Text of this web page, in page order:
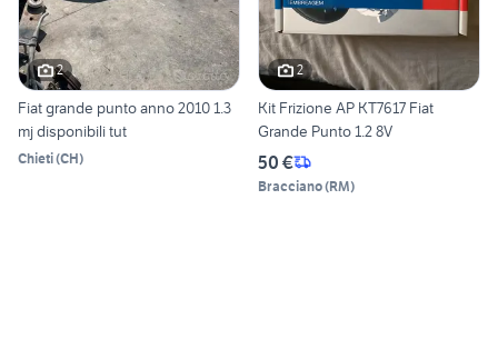
2
Fiat grande punto anno 2010 1.3
mj disponibili tut
Chieti(CH)
2
Kit Frizione AP KT7617 Fiat
Grande Punto 1.2 8V
50 €
Bracciano(RM)